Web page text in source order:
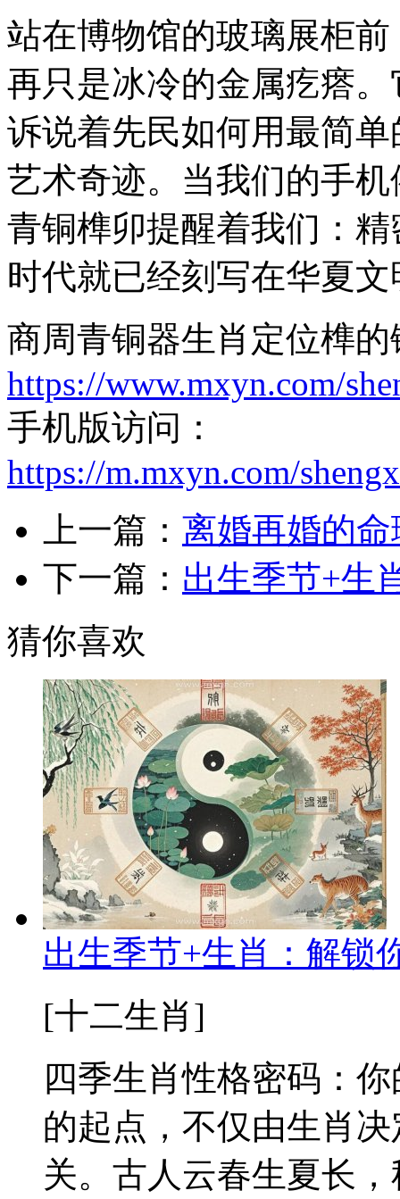
站在博物馆的玻璃展柜
再只是冰冷的金属疙瘩
诉说着先民如何用最简
艺术奇迹。当我们的手
青铜榫卯提醒着我们：
时代就已经刻写在华夏
商周青铜器生肖定位榫
https://www.mxyn.com/
手机版访问：
https://m.mxyn.com/
上一篇： 离婚再婚的
下一篇： 出生季节+生
猜你喜欢
出生季节+生肖：解锁
[十二生肖]
四季生肖性格密码：
的起点，不仅由生肖
关。古人云春生夏长